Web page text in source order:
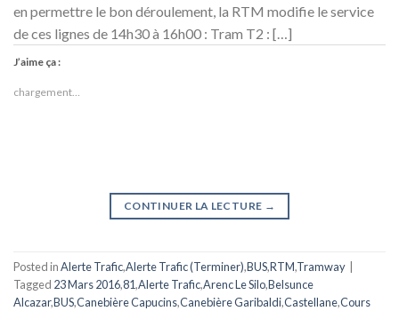
en permettre le bon déroulement, la RTM modifie le service
de ces lignes de 14h30 à 16h00 : Tram T2 : […]
J’aime ça :
chargement…
CONTINUER LA LECTURE →
Posted inAlerte Trafic,Alerte Trafic (Terminer),BUS,RTM,Tramway
Tagged 23 Mars 2016,81,Alerte Trafic,Arenc Le Silo,Belsunce
Alcazar,BUS,Canebière Capucins,Canebière Garibaldi,Castellane,Cours